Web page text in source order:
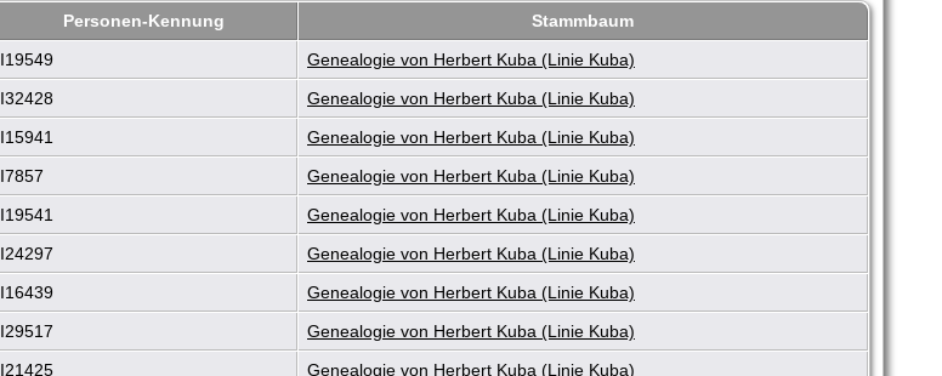
Personen-Kennung
Stammbaum
I19549
Genealogie von Herbert Kuba (Linie Kuba)
I32428
Genealogie von Herbert Kuba (Linie Kuba)
I15941
Genealogie von Herbert Kuba (Linie Kuba)
I7857
Genealogie von Herbert Kuba (Linie Kuba)
I19541
Genealogie von Herbert Kuba (Linie Kuba)
I24297
Genealogie von Herbert Kuba (Linie Kuba)
I16439
Genealogie von Herbert Kuba (Linie Kuba)
I29517
Genealogie von Herbert Kuba (Linie Kuba)
I21425 Genealogie von Herbert Kuba (Linie Kuba)